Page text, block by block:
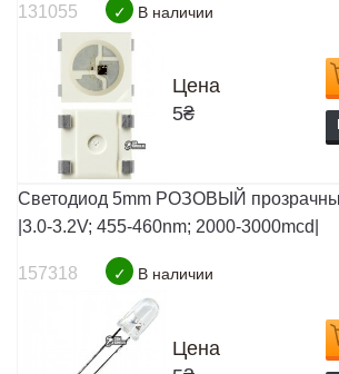
131055 ✓ В наличии
Цена
5₴
Светодиод 5mm РОЗОВЫЙ
|3.0-3.2V; 455-460nm; 2000-3000mcd|
157318 ✓ В наличии
Цена